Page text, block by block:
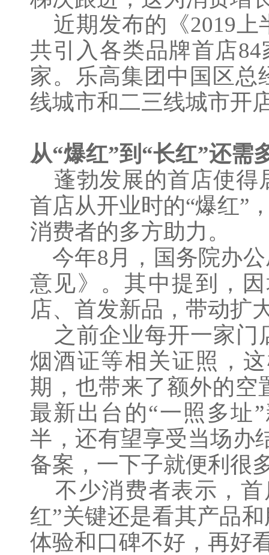
近期发布的《2019
共引入各类品牌首店
家。乐高集团中国区总
线城市和二三线城市开
从“爆红”到“长红”还需
蓬勃发展的首店使得
首店从开业时的“爆红”
消费者的多方助力。
今年8月，国务院办
意见》。其中提到，
店、首发新品，带动扩
之前企业每开一家门
烟酒证等相关证照，
期，也带来了额外的空
最新出台的“一照多址
半，还有望享受当场办
备案，一下子就便利很
不少消费者表示，首
红”关键还是看其产品
体验和口碑不好，再好